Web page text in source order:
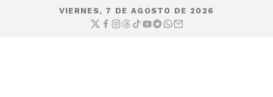
VIERNES, 7 DE AGOSTO DE 2026